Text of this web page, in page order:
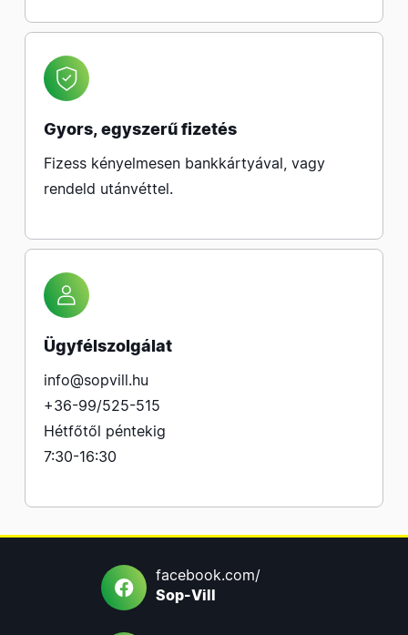
Gyors, egyszerű fizetés
Fizess kényelmesen bankkártyával, vagy
rendeld utánvéttel.
Ügyfélszolgálat
info@sopvill.hu
+36-99/525-515
Hétfőtől péntekig
7:30-16:30
facebook.com/
Sop-Vill